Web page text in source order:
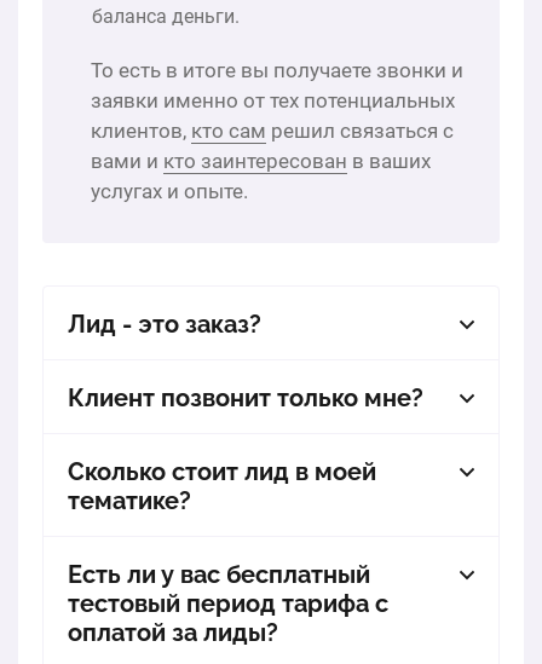
баланса деньги.
То есть в итоге вы получаете звонки и
заявки именно от тех потенциальных
клиентов, кто сам решил связаться с
вами и кто заинтересован в ваших
услугах и опыте.
Лид - это заказ?
Клиент позвонит только мне?
Сколько стоит лид в моей
тематике?
Есть ли у вас бесплатный
тестовый период тарифа с
оплатой за лиды?